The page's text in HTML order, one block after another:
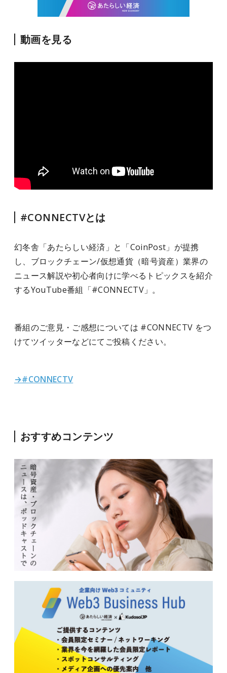
動画を見る
#CONNECTVとは
幻冬舎「あたらしい経済」と「CoinPost」が提携
し、ブロックチェーン/仮想通貨（暗号資産）業界の
ニュース解説や初心者向けに学べるトピックスを紹介
するYouTube番組「#CONNECTV」。
番組のご意見・ご感想については #CONNECTV をつ
けてツイッターなどにてご投稿ください。
→#CONNECTV
おすすめコンテンツ